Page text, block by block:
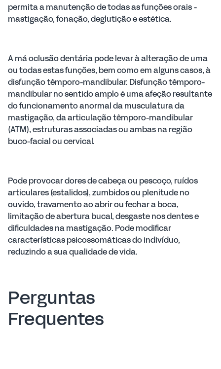
permita a manutenção de todas as funções orais -
mastigação, fonação, deglutição e estética.
A má oclusão dentária pode levar à alteração de uma
ou todas estas funções, bem como em alguns casos, à
disfunção têmporo-mandibular. Disfunção têmporo-
mandibular no sentido amplo é uma afeção resultante
do funcionamento anormal da musculatura da
mastigação, da articulação têmporo-mandibular
(ATM), estruturas associadas ou ambas na região
buco-facial ou cervical.
Pode provocar dores de cabeça ou pescoço, ruídos
articulares (estalidos), zumbidos ou plenitude no
ouvido, travamento ao abrir ou fechar a boca,
limitação de abertura bucal, desgaste nos dentes e
dificuldades na mastigação. Pode modificar
características psicossomáticas do indivíduo,
reduzindo a sua qualidade de vida.
Perguntas
Frequentes